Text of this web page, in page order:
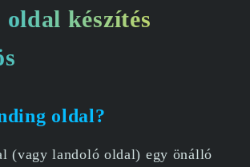
készítés
oldal?
(vagy landoló oldal) egy önálló